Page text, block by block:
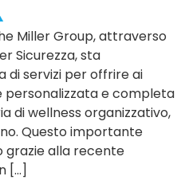
Miller Group, attraverso
Sicurezza, sta
di servizi per offrire ai
personalizzata e completa
di wellness organizzativo,
Questo importante
grazie alla recente
[…]